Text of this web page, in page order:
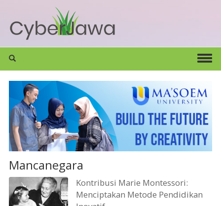
Mancanegara
Kontribusi Marie Montessori:
Menciptakan Metode Pendidikan